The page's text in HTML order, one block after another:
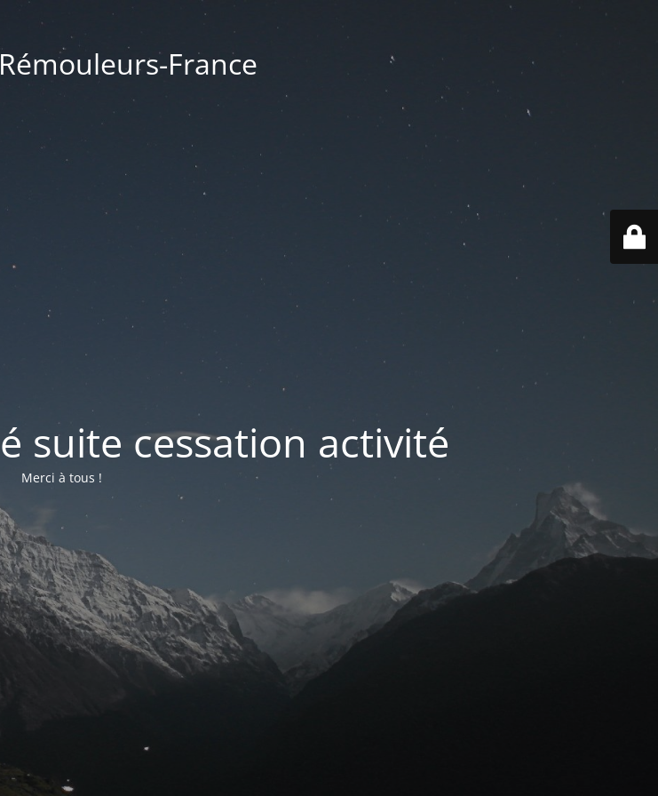
France
suite cessation activité
Merci à tous !